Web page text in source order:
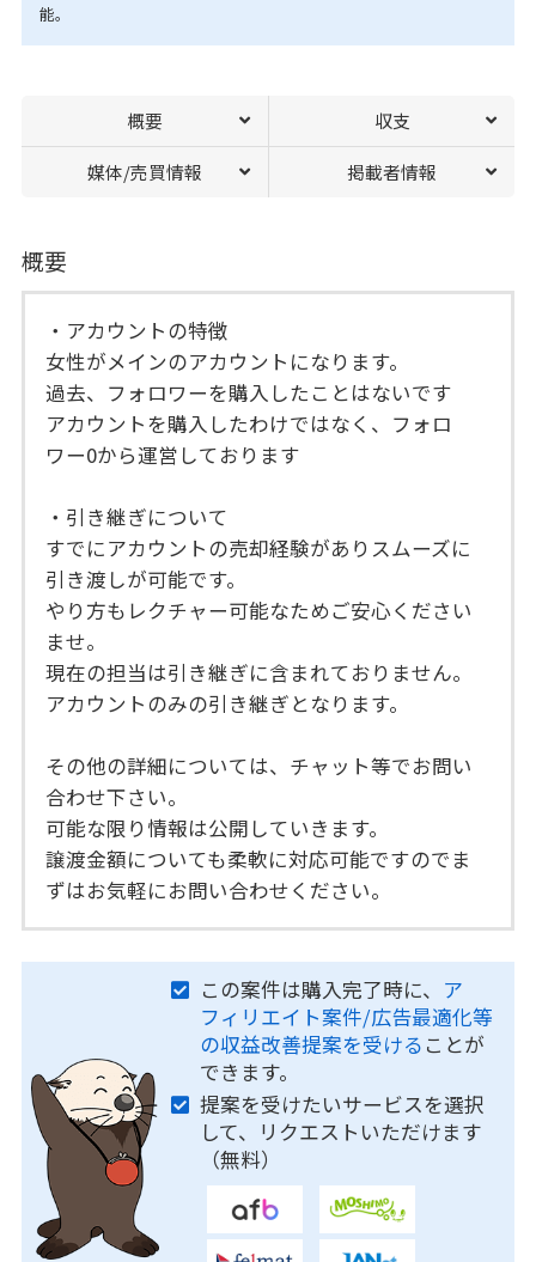
能。
概要 収支
媒体/売買情報 掲載者情報
概要
・アカウントの特徴
女性がメインのアカウントになります。
過去、フォロワーを購入したことはないです
アカウントを購入したわけではなく、フォロ
ワー0から運営しております
・引き継ぎについて
すでにアカウントの売却経験がありスムーズに
引き渡しが可能です。
やり方もレクチャー可能なためご安心ください
ませ。
現在の担当は引き継ぎに含まれておりません。
アカウントのみの引き継ぎとなります。
その他の詳細については、チャット等でお問い
合わせ下さい。
可能な限り情報は公開していきます。
譲渡金額についても柔軟に対応可能ですのでま
ずはお気軽にお問い合わせください。
この案件は購入完了時に、 ア
フィリエイト案件/広告最適化等
の収益改善提案を受ける ことが
できます。
提案を受けたいサービスを選択
して、リクエストいただけます
（無料）